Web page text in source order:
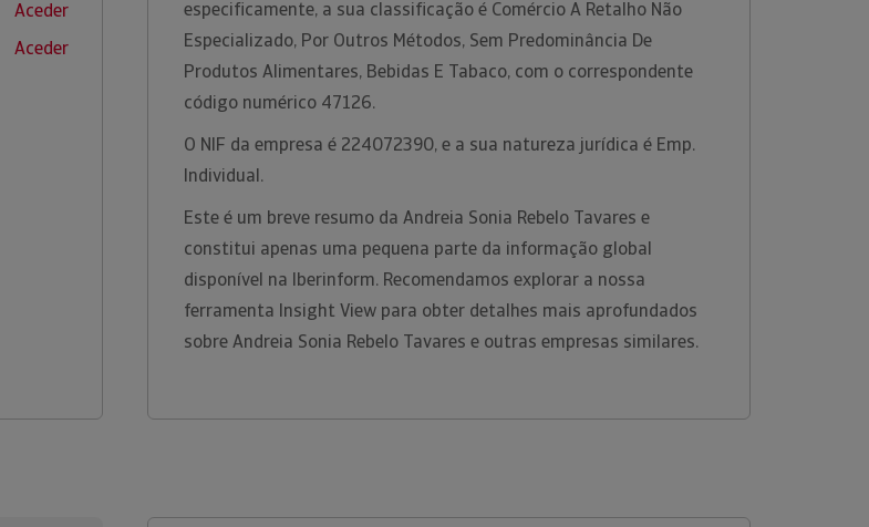
Aceder
Aceder
especificamente, a sua classificação é Comércio A Retalho Não
Especializado, Por Outros Métodos, Sem Predominância De
Produtos Alimentares, Bebidas E Tabaco, com o correspondente
código numérico 47126.
O NIF da empresa é 224072390, e a sua natureza jurídica é Emp.
Individual.
Este é um breve resumo da Andreia Sonia Rebelo Tavares e
constitui apenas uma pequena parte da informação global
disponível na Iberinform. Recomendamos explorar a nossa
ferramenta Insight View para obter detalhes mais aprofundados
sobre Andreia Sonia Rebelo Tavares e outras empresas similares.